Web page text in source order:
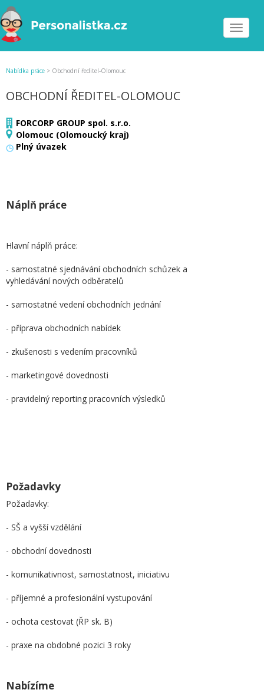
Toggle
Nabídka práce > Obchodní ředitel-Olomouc
OBCHODNÍ ŘEDITEL-OLOMOUC
FORCORP GROUP spol. s.r.o.
Olomouc (Olomoucký kraj)
Plný úvazek
Náplň práce
Hlavní náplň práce:
- samostatné sjednávání obchodních schůzek a
vyhledávání nových odběratelů
- samostatné vedení obchodních jednání
- příprava obchodních nabídek
- zkušenosti s vedením pracovníků
- marketingové dovednosti
- pravidelný reporting pracovních výsledků
Požadavky
Požadavky:
- SŠ a vyšší vzdělání
- obchodní dovednosti
- komunikativnost, samostatnost, iniciativu
- příjemné a profesionální vystupování
- ochota cestovat (ŘP sk. B)
- praxe na obdobné pozici 3 roky
Nabízíme